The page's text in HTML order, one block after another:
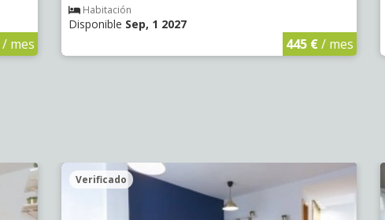
/ mes
Habitación
Disponible Sep, 1 2027
445 €/ mes
Verificado